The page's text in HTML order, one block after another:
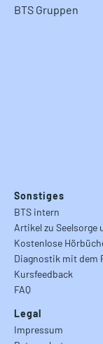
BTS Gruppen
Sonstiges
BTS intern
Artikel zu Seelsorge
Kostenlose
Diagnostik mit dem
Kursfeedback
FAQ
Legal
Impressum